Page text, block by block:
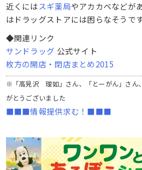
近くにはスギ薬局やアカカベなどが
はドラッグストアには困らなそうで
◆関連リンク
サンドラッグ 公式サイト
枚方の開店・閉店まとめ2015
※「高見沢 理如」さん、「とーがん」さん
がとうございました
■■■情報提供求む！■■■